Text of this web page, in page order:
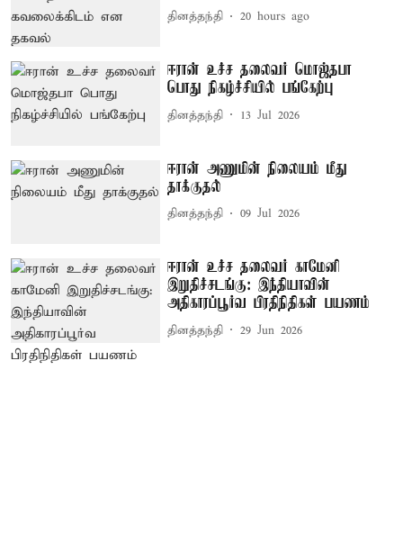
தினத்தந்தி 20 hours ago
ஈரான் உச்ச தலைவர் மொஜ்தபா
பொது நிகழ்ச்சியில் பங்கேற்பு
தினத்தந்தி 13 Jul 2026
ஈரான் அணுமின் நிலையம் மீது
தாக்குதல்
தினத்தந்தி 09 Jul 2026
ஈரான் உச்ச தலைவர் காமேனி
இறுதிச்சடங்கு: இந்தியாவின்
அதிகாரப்பூர்வ பிரதிநிதிகள் பயணம்
தினத்தந்தி 29 Jun 2026